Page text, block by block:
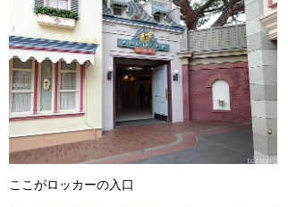
ここがロッカーの入口